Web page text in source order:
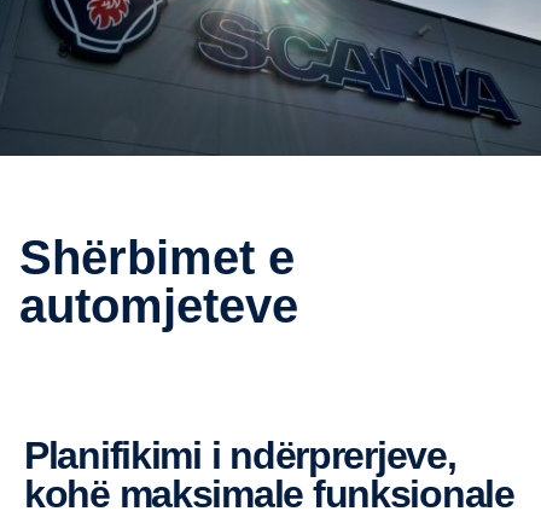
Shërbimet e
automjeteve
Planifikimi i ndërprerjeve,
kohë maksimale funksionale